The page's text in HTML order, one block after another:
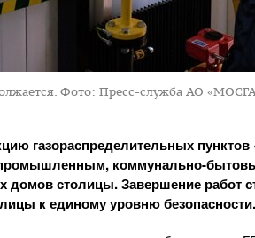
Фото: Пресс-служба АО
газораспределительных пунктов
промышленным, коммунально-
столицы. Завершение работ
к единому уровню безопасности.